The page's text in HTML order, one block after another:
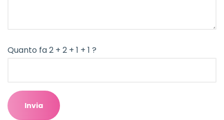
Quanto fa 2 + 2 + 1 + 1 ?